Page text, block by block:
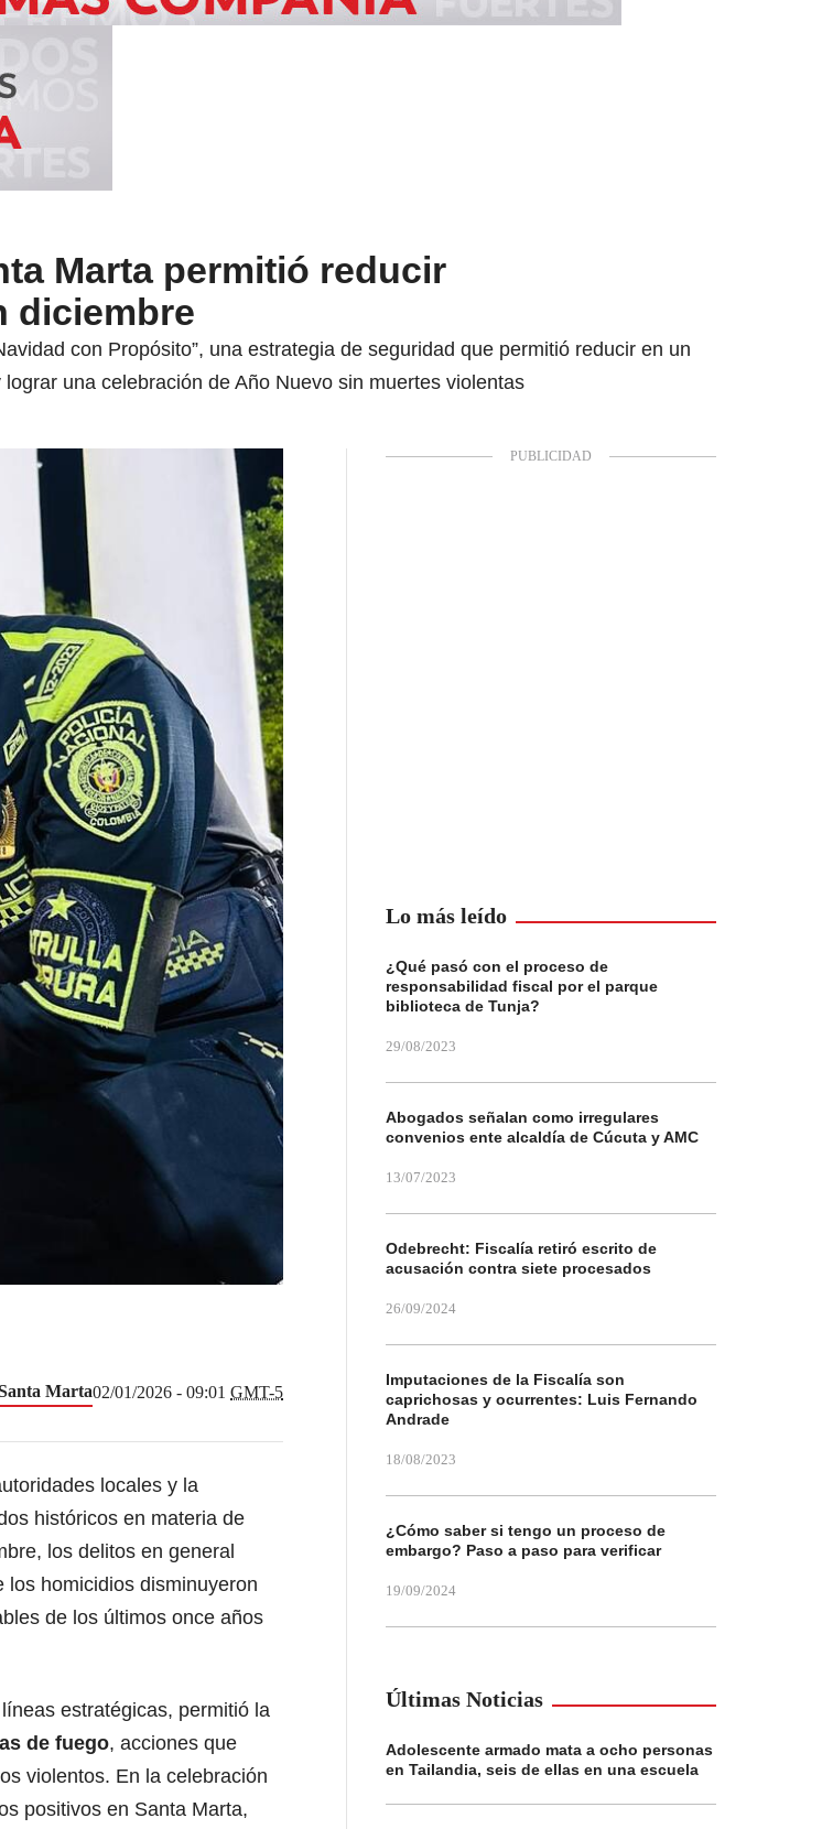
Marta permitió reducir
diciembre
con Propósito”, una estrategia de seguridad que permitió reducir en un
una celebración de Año Nuevo sin muertes violentas
Marta02/01/2026 - 09:01 GMT-5
locales y la
históricos en materia de
los delitos en general
los homicidios disminuyeron
de los últimos once años
estratégicas, permitió la
de fuego, acciones que
violentos. En la celebración
positivos en Santa Marta,
Lo más leído
¿Qué pasó con el proceso de
responsabilidad fiscal por el parque
biblioteca de Tunja?
29/08/2023
Abogados señalan como irregulares
convenios ente alcaldía de Cúcuta y AMC
13/07/2023
Odebrecht: Fiscalía retiró escrito de
acusación contra siete procesados
26/09/2024
Imputaciones de la Fiscalía son
caprichosas y ocurrentes: Luis Fernando
Andrade
18/08/2023
¿Cómo saber si tengo un proceso de
embargo? Paso a paso para verificar
19/09/2024
Últimas Noticias
Adolescente armado mata a ocho personas
en Tailandia, seis de ellas en una escuela